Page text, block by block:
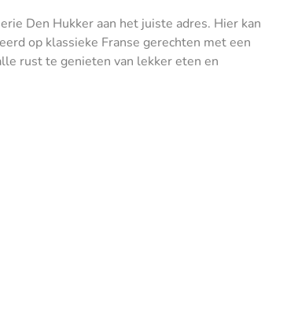
Den Hukker aan het juiste adres. Hier kan
op klassieke Franse gerechten met een
rust te genieten van lekker eten en